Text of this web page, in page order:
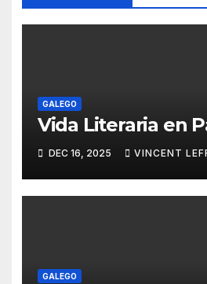
GALEGO
Vida Literaria en
DEC 16, 2025 VINCENT
GALEGO